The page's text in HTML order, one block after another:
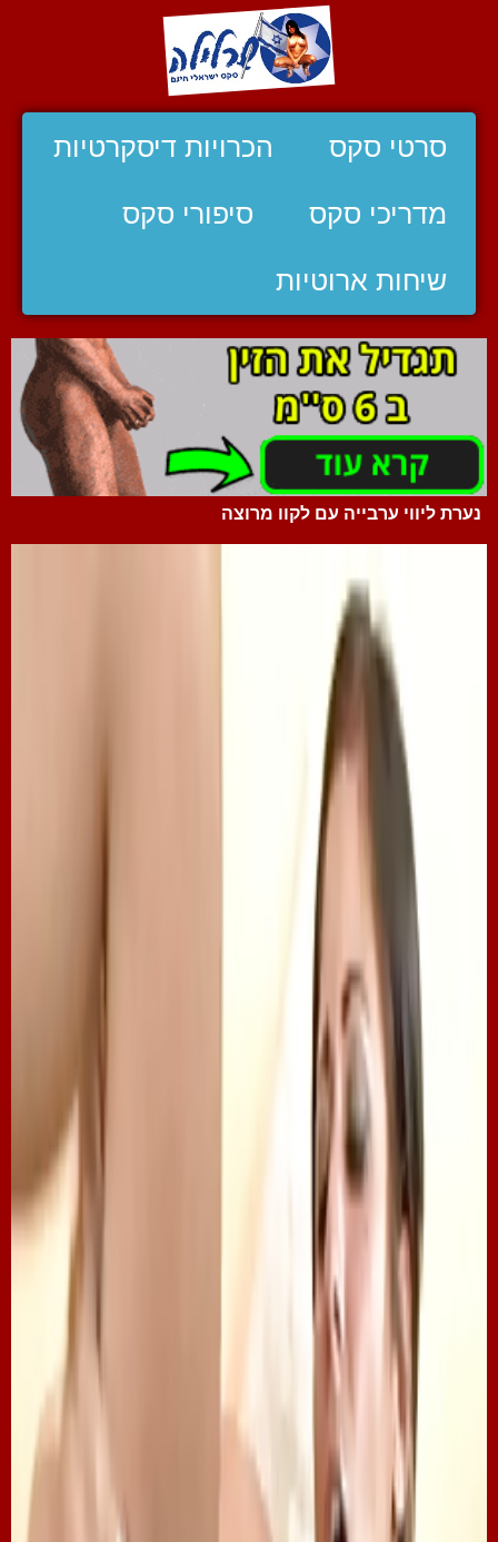
סרטי סקס הכרויות דיסקרטיות
מדריכי סקס סיפורי סקס
שיחות ארוטיות
נערת ליווי ערבייה עם לקוו מרוצה